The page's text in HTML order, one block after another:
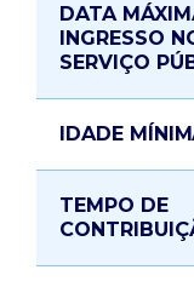
DATA
INGRESSO
SERVIÇO
IDADE
TEMPO DE